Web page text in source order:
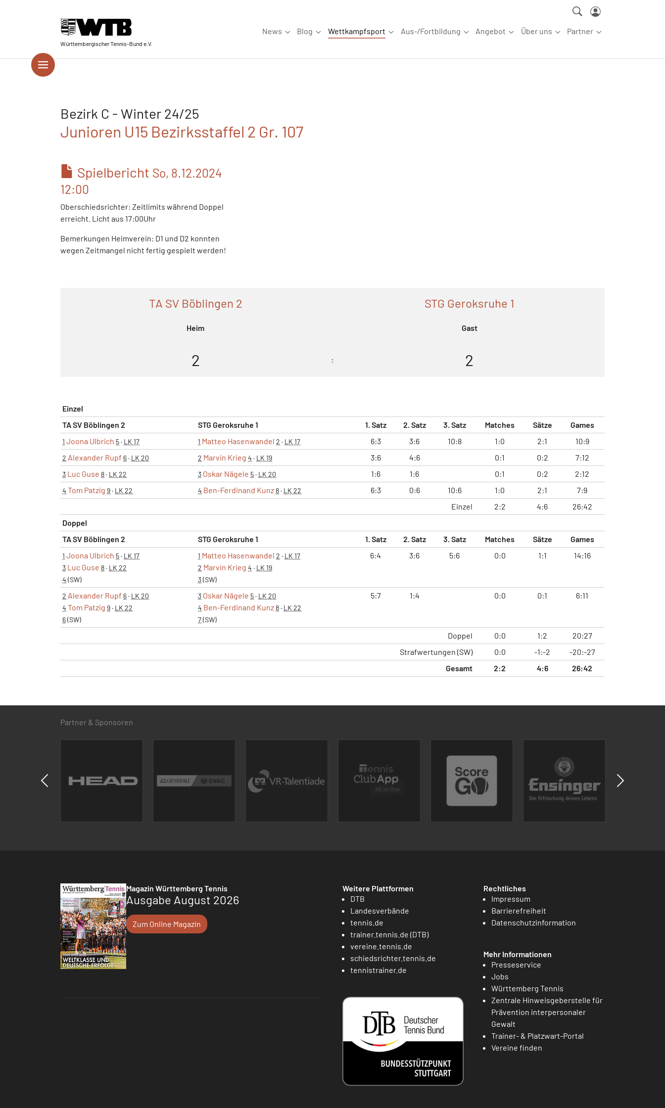
Württembergischer Tennis-Bund e.V.
News
Submenu for "News"
Blog
Submenu for "Blog"
Wettkampfsport
Submenu for "Wettkampfsport"
Aus-/Fortbildung
Submenu for "Aus-/Fortbildung"
Angebot
Submenu for "Angebot"
Über uns
Submenu for "Über uns"
Partner
Submenu for
Bezirk C - Winter 24/25
Junioren U15 Bezirksstaffel 2 Gr. 107
Spielbericht So, 8.12.2024
12:00
Oberschiedsrichter: Zeitlimits während Doppel
erreicht. Licht aus 17:00Uhr
Bemerkungen Heimverein: D1 und D2 konnten
wegen Zeitmangel nicht fertig gespielt werden!
TA SV Böblingen 2
Heim
STG Geroksruhe 1
Gast
2 : 2
Einzel
TA SV Böblingen 2
STG Geroksruhe 1 1. Satz 2. Satz 3. Satz Matches Sätze Games
1 Joona Ulbrich 5· LK 17 1 Matteo Hasenwandel 2 · LK 17 6:3 3:6 10:8 1:0 2:1 10:9
2 Alexander Rupf 6· LK 20 2 Marvin Krieg 4 · LK 19 3:6 4:6 0:1 0:2 7:12
3 Luc Guse 8· LK 22 3 Oskar Nägele 5· LK 20 1:6 1:6 0:1 0:2 2:12
4 Tom Patzig 9· LK 22 4 Ben-Ferdinand Kunz8· LK 22 6:3 0:6 10:6 1:0 2:1
7:9
Einzel
2:2 4:6
26:42
Doppel
TA SV Böblingen 2
STG Geroksruhe 1 1. Satz 2. Satz 3. Satz Matches Sätze Games
1 Joona Ulbrich 5· LK 17
3 Luc Guse 8· LK 22
4 (SW)
1 Matteo Hasenwandel 2 · LK 17
2 Marvin Krieg 4 · LK 19
3(SW)
6:4 3:6 5:6 0:0 1:1 14:16
2 Alexander Rupf 6· LK 20
4 Tom Patzig 9· LK 22
6(SW)
3 Oskar Nägele 5· LK 20
4 Ben-Ferdinand Kunz8· LK 22
7(SW)
5:7 1:4 0:0 0:1 6:11
Doppel 0:0 1:2
20:27
Strafwertungen (SW)
0:0 -1:-2
-20:-27
Gesamt
2:2 4:6 26:42
Partner & Sponsoren
Magazin Württemberg Tennis
Ausgabe August 2026
Zum Online Magazin
Weitere Plattformen
DTB
Landesverbände
tennis.de
trainer.tennis.de (DTB)
vereine.tennis.de
schiedsrichter.tennis.de
tennistrainer.de
Rechtliches
Impressum
Barrierefreiheit
Datenschutzinformation
Mehr Informationen
Presseservice
Jobs
Württemberg Tennis
Zentrale Hinweisgeberstelle für
Prävention interpersonaler
Gewalt
Trainer- & Platzwart-Portal
Vereine finden